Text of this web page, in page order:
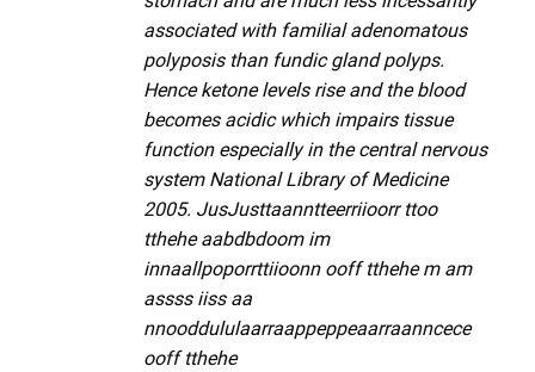
associated with familial adenomatous
polyposis than fundic gland polyps.
Hence ketone levels rise and the blood
becomes acidic which impairs tissue
function especially in the central nervous
system National Library of Medicine
2005. JusJusttaanntteerriioorr ttoo
tthehe aabdbdoom im
innaallpoporrttiioonn ooff tthehe m am
assss iiss aa
nnooddululaarraappeppeaarraanncece
ooff tthehe